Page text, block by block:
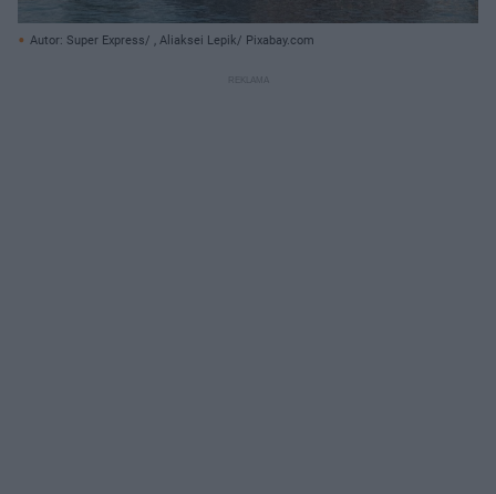
Autor: Super Express/ , Aliaksei Lepik/ Pixabay.com